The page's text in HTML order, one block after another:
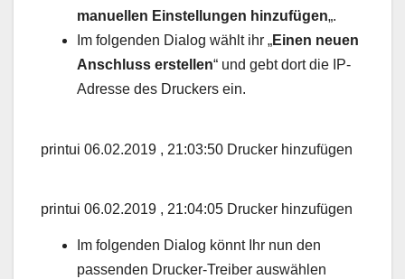
manuellen Einstellungen hinzufügen„.
Im folgenden Dialog wählt ihr „Einen neuen
Anschluss erstellen“ und gebt dort die IP-
Adresse des Druckers ein.
printui 06.02.2019 , 21:03:50 Drucker hinzufügen
printui 06.02.2019 , 21:04:05 Drucker hinzufügen
Im folgenden Dialog könnt Ihr nun den
passenden Drucker-Treiber auswählen